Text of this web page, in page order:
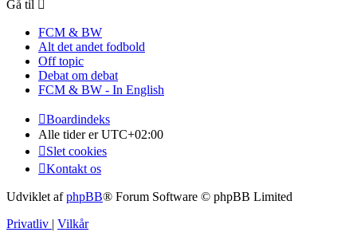
Gå til
FCM & BW
Alt det andet fodbold
Off topic
Debat om debat
FCM & BW - In English
Boardindeks
Alle tider erUTC+02:00
Slet cookies
Kontakt os
Udviklet afphpBB® Forum Software © phpBB Limited
Privatliv | Vilkår